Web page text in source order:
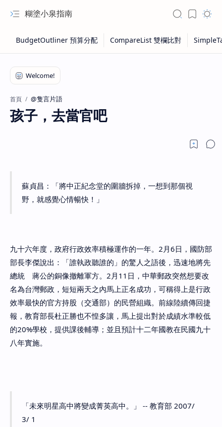
糊塗小泉指南
首頁 @隻言片語
孩子，去當官吧
蘇貞昌：「將中正紀念堂的圍牆拆掉，一想到那個視
野，就感覺心情暢快！」
九十六年度，政府行政效率積極運作的一年。2月6日，國防部
部長李傑說出：「誰執政聽誰的」的驚人之語後，迅速地將先
總統 蔣公的銅像撤離軍方。2月11日，中華郵政突然想要改
名為台灣郵政，短短兩天之內馬上正名成功，可稱得上是行政
效率最快的官方持股（交通部）的民營組織。前線陸續傳回捷
報，教育部長杜正勝也不惶多讓，馬上提出對於成績水準較低
的20%學校，提供課後輔導；並且預計十二年國教在民國九十
八年實施。
「未來明星高中將變成菁英高中。」 -- 教育部 2007/
3/ 1